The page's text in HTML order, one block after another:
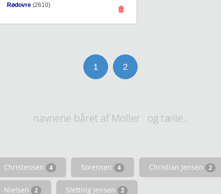
Rødovre (2610)
1 2
navnene båret af Moller og tælle..
Christensen 4 Sorensen 4 Christian Jensen 2
Nielsen 2 Sletting Jensen 2